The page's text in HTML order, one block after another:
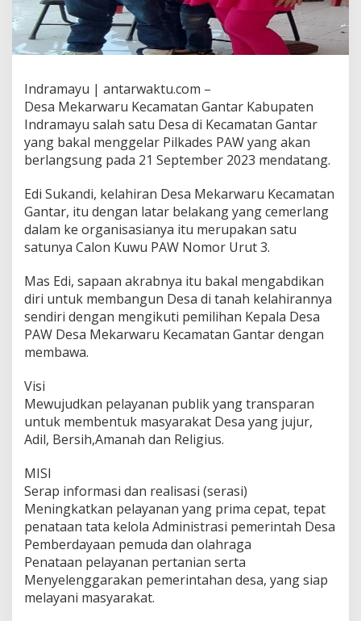
Indramayu | antarwaktu.com –
Desa Mekarwaru Kecamatan Gantar Kabupaten
Indramayu salah satu Desa di Kecamatan Gantar
yang bakal menggelar Pilkades PAW yang akan
berlangsung pada 21 September 2023 mendatang.
Edi Sukandi, kelahiran Desa Mekarwaru Kecamatan
Gantar, itu dengan latar belakang yang cemerlang
dalam ke organisasianya itu merupakan satu
satunya Calon Kuwu PAW Nomor Urut 3.
Mas Edi, sapaan akrabnya itu bakal mengabdikan
diri untuk membangun Desa di tanah kelahirannya
sendiri dengan mengikuti pemilihan Kepala Desa
PAW Desa Mekarwaru Kecamatan Gantar dengan
membawa.
Visi
Mewujudkan pelayanan publik yang transparan
untuk membentuk masyarakat Desa yang jujur,
Adil, Bersih,Amanah dan Religius.
MISI
Serap informasi dan realisasi (serasi)
Meningkatkan pelayanan yang prima cepat, tepat
penataan tata kelola Administrasi pemerintah Desa
Pemberdayaan pemuda dan olahraga
Penataan pelayanan pertanian serta
Menyelenggarakan pemerintahan desa, yang siap
melayani masyarakat.